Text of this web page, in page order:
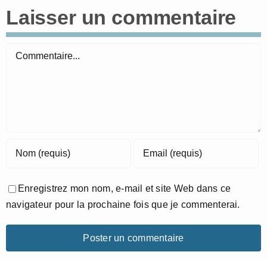
Laisser un commentaire
Commentaire
Enregistrez mon nom, e-mail et site Web dans ce
navigateur pour la prochaine fois que je commenterai.